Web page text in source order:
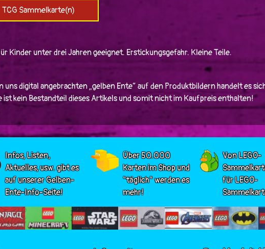
TCG Sammelkarte(n)
Kinder unter drei Jahren geeignet. Erstickungsgefahr. Kleine Teile.
uns digital angebrachten „gelben Ente“ auf den Produktbildern handelt es
ist kein Bestandteil dieses Artikels und somit nicht im Kaufpreis enthalten!
Infos, Listen,
Aktuelles, usw. gibt es
auf unserer Gelben-
Ente-Info-Seite!
Über 50.000
Karten im Shop und
"täglich" werden es
mehr!
Von LEGO-
für LEGO-